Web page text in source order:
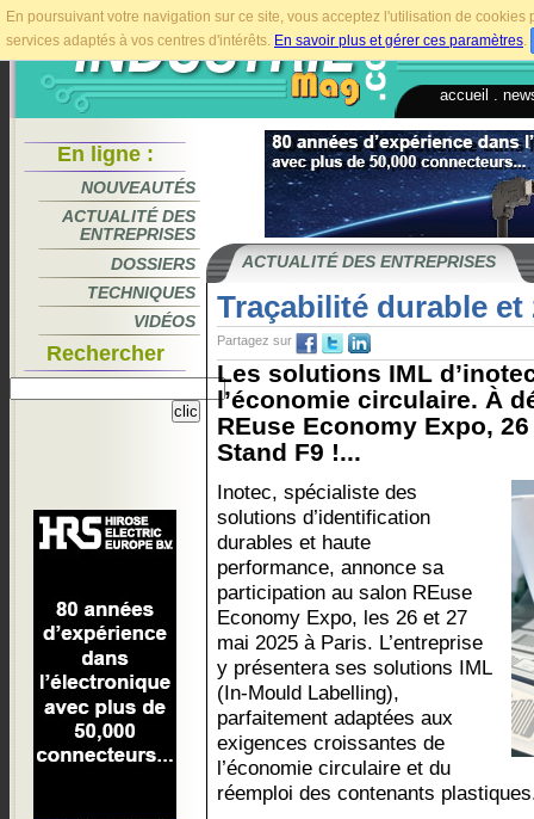
En poursuivant votre navigation sur ce site, vous acceptez l'utilisation de
services adaptés à vos centres d'intérêts. En savoir plus et gérer ces paramètres.
accueil
En ligne :
NOUVEAUTÉS
ACTUALITÉ DES
ENTREPRISES
DOSSIERS
TECHNIQUES
VIDÉOS
Rechercher
ACTUALITÉ DES ENTREPRISES
Traçabilité durable et
Partagez sur
Les solutions IML
l’économie circulaire. À
REuse Economy Expo,
Stand F9 !...
Inotec, spécialiste des
solutions d’identification
durables et haute
performance, annonce sa
participation au salon REuse
Economy Expo, les 26 et 27
mai 2025 à Paris. L’entreprise
y présentera ses solutions IML
(In-Mould Labelling),
parfaitement adaptées aux
exigences croissantes de
l’économie circulaire et du
réemploi des contenants